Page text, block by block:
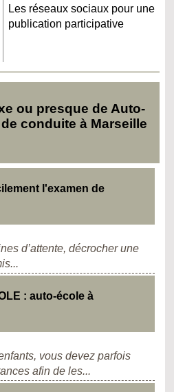
Les réseaux sociaux pour une
publication participative
ou presque de Auto-
conduite à Marseille
l'examen de
d’attente, décrocher une
: auto-école à
vous devez parfois
afin de les...